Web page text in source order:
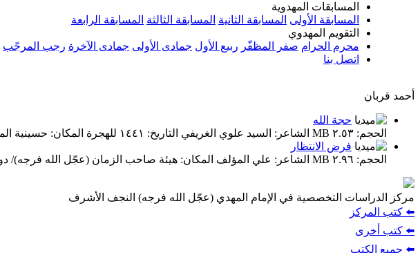
المسابقات المهدوية
المسابقة الأولى المسابقة الثانية المسابقة الثالثة المسابقة الرابعة
التقويم المهدوي
محرم الحرام صفر المظفّر ربيع الأول جمادى الأولى جمادى الآخرة رجب المرجّب
اتصل بنا
أحمد قربان
حجة الله
الحجم: ٢.٥٣ MB الشاعر: السيد علوي الغريفي التاريخ: ١٤٤١ للهجرة المكان: حسينية الماجد - البحرين
فرض الانتظار
الحجم: ٢.٩٦ MB الشاعر: علي المؤلف المكان: هيئة صاحب الزمان (عجّل الله فرجه)/ دولة الكويت التاريخ: شهادة الإمام الحسن العسكري (عليه السلام)
مركز الدراسات التخصصية في الإمام المهدي (عجّل الله فرجه) النجف الأشرف
⬅️ كتب المركز
⬅️ كتب أخرى
⬅️ جميع الكتب